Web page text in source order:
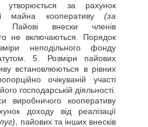
утворюється за рахунок
і майна кооперативу (за
. Пайові внески членів
не включаються. Порядок
неподільного фонду
5. Розміри пайових
встановлюються в рівних
очікуваній участі
господарській діяльності.
виробничого кооперативу
доходу від реалізації
, пайових та інших внесків